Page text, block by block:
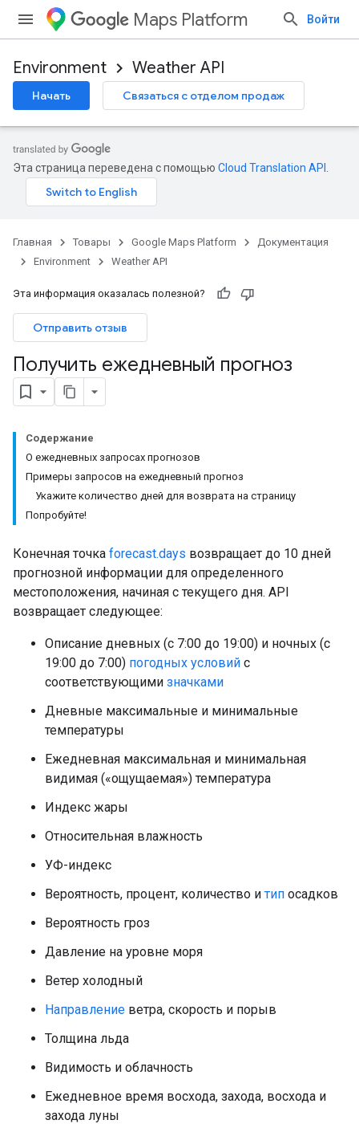
Maps Platform Войти
Environment Weather API
Начать Связаться с отделом продаж
Эта страница переведена с помощью Cloud Translation API
Главная Товары Google Maps Platform
Документация
Environment
Weather API
Эта информация оказалась полезной?
Отправить отзыв
Получить ежедневный прогноз
Содержание
О ежедневных запросах прогнозов
Примеры запросов на ежедневный прогноз
Укажите количество дней для возврата на страницу
Попробуйте!
Конечная точка forecast.days возвращает до 10 дней
прогнозной информации для определенного
местоположения, начиная с текущего дня. API
возвращает следующее:
Описание дневных (с 7:00 до 19:00) и ночных (с
19:00 до 7:00) погодных условий с
соответствующими значками
Дневные максимальные и минимальные
температуры
Ежедневная максимальная и минимальная
видимая («ощущаемая») температура
Индекс жары
Относительная влажность
УФ-индекс
Вероятность, процент, количество и тип осадков
Вероятность гроз
Давление на уровне моря
Ветер холодный
Направление ветра, скорость и порыв
Толщина льда
Видимость и облачность
Ежедневное время восхода, захода, восхода и
захода луны